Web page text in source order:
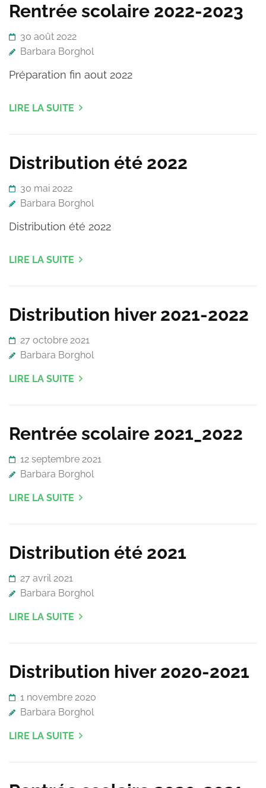
Rentrée scolaire 2022-2023
30 août 2022
Barbara Borghol
Préparation fin aout 2022
LIRE LA SUITE
Distribution été 2022
30 mai 2022
Barbara Borghol
Distribution été 2022
LIRE LA SUITE
Distribution hiver 2021-2022
27 octobre 2021
Barbara Borghol
LIRE LA SUITE
Rentrée scolaire 2021_2022
12 septembre 2021
Barbara Borghol
LIRE LA SUITE
Distribution été 2021
27 avril 2021
Barbara Borghol
LIRE LA SUITE
Distribution hiver 2020-2021
1 novembre 2020
Barbara Borghol
LIRE LA SUITE